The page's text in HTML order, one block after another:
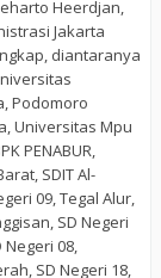
Heerdjan,
Jakarta
diantaranya
Podomoro
Universitas Mpu
PENABUR,
SDIT Al-
09, Tegal Alur,
SD Negeri
Negeri 08,
SD Negeri 18,